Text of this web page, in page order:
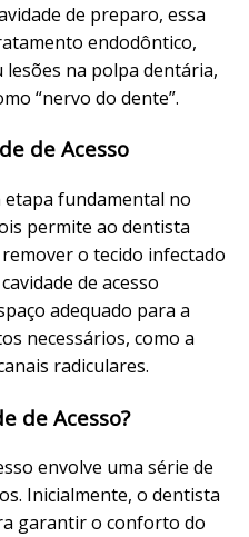
de preparo, essa
endodôntico,
na polpa dentária,
“nervo do dente”.
de Acesso
etapa fundamental no
permite ao dentista
o tecido infectado
de acesso
adequado para a
necessários, como a
radiculares.
de Acesso?
envolve uma série de
Inicialmente, o dentista
garantir o conforto do